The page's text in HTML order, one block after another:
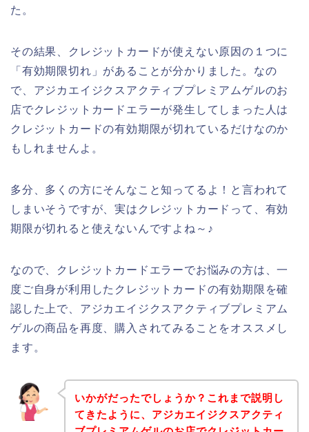
た。
その結果、クレジットカードが使えない原因の１つに
「有効期限切れ」があることが分かりました。なの
で、アジカエイジクスアクティブプレミアムゲルのお
店でクレジットカードエラーが発生してしまった人は
クレジットカードの有効期限が切れているだけなのか
もしれませんよ。
多分、多くの方にそんなこと知ってるよ！と言われて
しまいそうですが、実はクレジットカードって、有効
期限が切れると使えないんですよね～♪
なので、クレジットカードエラーでお悩みの方は、一
度ご自身が利用したクレジットカードの有効期限を確
認した上で、アジカエイジクスアクティブプレミアム
ゲルの商品を再度、購入されてみることをオススメし
ます。
いかがだったでしょうか？これまで説明し
てきたように、アジカエイジクスアクティ